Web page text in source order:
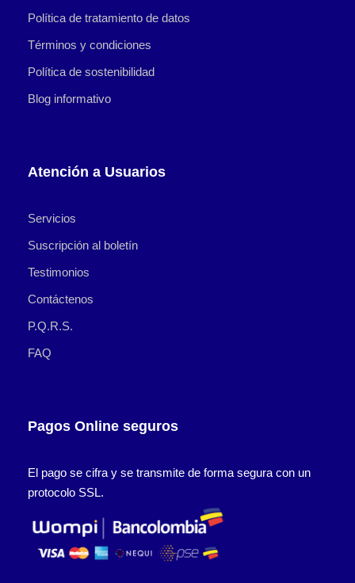
Política de tratamiento de datos
Términos y condiciones
Política de sostenibilidad
Blog informativo
Atención a Usuarios
Servicios
Suscripción al boletín
Testimonios
Contáctenos
P.Q.R.S.
FAQ
Pagos Online seguros
El pago se cifra y se transmite de forma segura con un
protocolo SSL.